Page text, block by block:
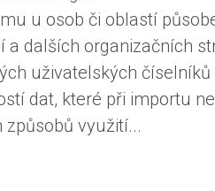
u osob či oblastí
a dalších organizačních
uživatelských číselníků
dat, které při importu
využití...